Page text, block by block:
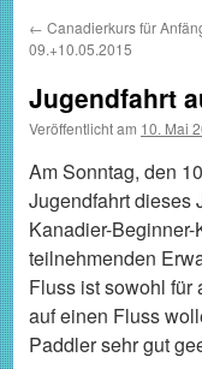
← Canadierkurs für
09.+10.05.2015
Jugendfahrt
Veröffentlicht am 10. Mai
Am Sonntag, den
Jugendfahrt dieses
Kanadier-
teilnehmenden
Fluss ist sowohl für
auf einen Fluss
Paddler sehr gut